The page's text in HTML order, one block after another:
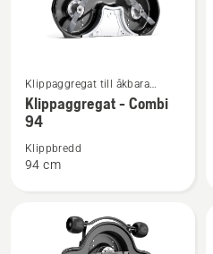
mer
information
Klippaggregat
Klippaggregat till åkbara
frontrotorklippare för
hemmabruk
Klippaggregat - Combi
94
Klippbredd
94 cm